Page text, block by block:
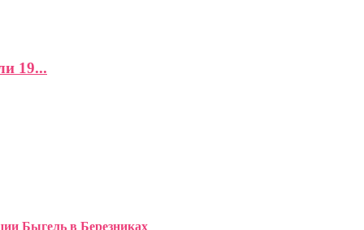
19...
Быгель в Березниках